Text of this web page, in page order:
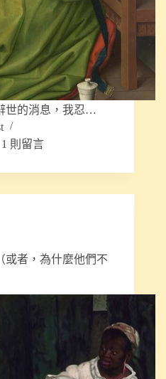
世的消息，我忍…
1 則留言
或者，為什麼他們不